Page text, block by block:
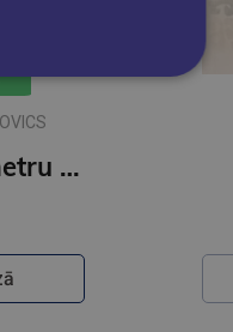
Pāris centimetru dzīves